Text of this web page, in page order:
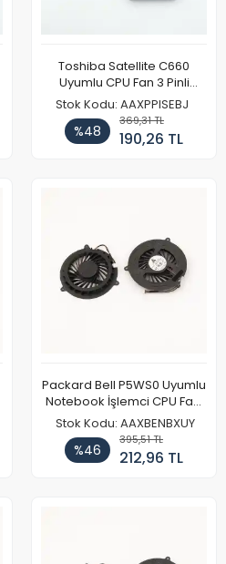
Toshiba Satellite C660
Uyumlu CPU Fan 3 Pinli
(Model 1)
Stok Kodu: AAXPPISEBJ
%48
369,31 TL
190,26 TL
Packard Bell P5WS0 Uyumlu
Notebook İşlemci CPU Fanı
Tip 2
Stok Kodu: AAXBENBXUY
%46
395,51 TL
212,96 TL